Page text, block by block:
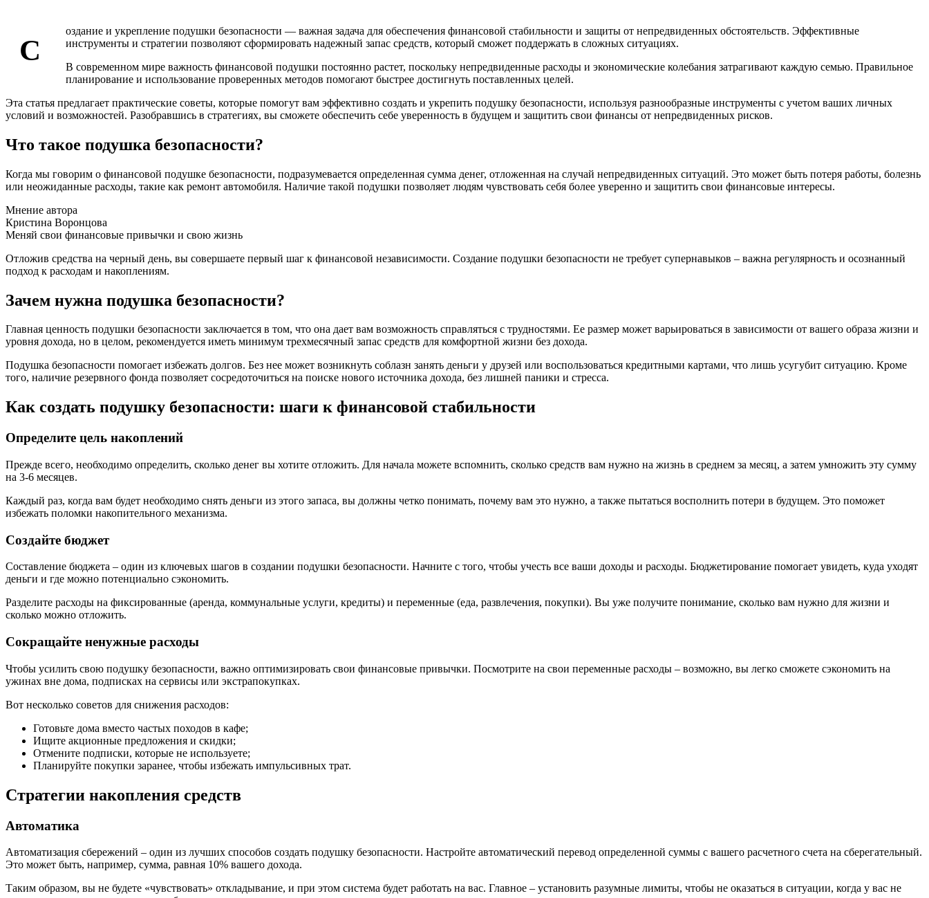
С
оздание и укрепление подушки безопасности — важная задача для обеспечения финансовой стабильности и защиты от непредвиденных обстоятельств. Эффективные
инструменты и стратегии позволяют сформировать надежный запас средств, который сможет поддержать в сложных ситуациях.
В современном мире важность финансовой подушки постоянно растет, поскольку непредвиденные расходы и экономические колебания затрагивают каждую семью. Правильное
планирование и использование проверенных методов помогают быстрее достигнуть поставленных целей.
Эта статья предлагает практические советы, которые помогут вам эффективно создать и укрепить подушку безопасности, используя разнообразные инструменты с учетом ваших личных
условий и возможностей. Разобравшись в стратегиях, вы сможете обеспечить себе уверенность в будущем и защитить свои финансы от непредвиденных рисков.
Что такое подушка безопасности?
Когда мы говорим о финансовой подушке безопасности, подразумевается определенная сумма денег, отложенная на случай непредвиденных ситуаций. Это может быть потеря работы, болезнь
или неожиданные расходы, такие как ремонт автомобиля. Наличие такой подушки позволяет людям чувствовать себя более уверенно и защитить свои финансовые интересы.
Мнение автора
Кристина Воронцова
Меняй свои финансовые привычки и свою жизнь
Отложив средства на черный день, вы совершаете первый шаг к финансовой независимости. Создание подушки безопасности не требует супернавыков – важна регулярность и осознанный
подход к расходам и накоплениям.
Зачем нужна подушка безопасности?
Главная ценность подушки безопасности заключается в том, что она дает вам возможность справляться с трудностями. Ее размер может варьироваться в зависимости от вашего образа жизни и
уровня дохода, но в целом, рекомендуется иметь минимум трехмесячный запас средств для комфортной жизни без дохода.
Подушка безопасности помогает избежать долгов. Без нее может возникнуть соблазн занять деньги у друзей или воспользоваться кредитными картами, что лишь усугубит ситуацию. Кроме
того, наличие резервного фонда позволяет сосредоточиться на поиске нового источника дохода, без лишней паники и стресса.
Как создать подушку безопасности: шаги к финансовой стабильности
Определите цель накоплений
Прежде всего, необходимо определить, сколько денег вы хотите отложить. Для начала можете вспомнить, сколько средств вам нужно на жизнь в среднем за месяц, а затем умножить эту сумму
на 3-6 месяцев.
Каждый раз, когда вам будет необходимо снять деньги из этого запаса, вы должны четко понимать, почему вам это нужно, а также пытаться восполнить потери в будущем. Это поможет
избежать поломки накопительного механизма.
Создайте бюджет
Составление бюджета – один из ключевых шагов в создании подушки безопасности. Начните с того, чтобы учесть все ваши доходы и расходы. Бюджетирование помогает увидеть, куда уходят
деньги и где можно потенциально сэкономить.
Разделите расходы на фиксированные (аренда, коммунальные услуги, кредиты) и переменные (еда, развлечения, покупки). Вы уже получите понимание, сколько вам нужно для жизни и
сколько можно отложить.
Сокращайте ненужные расходы
Чтобы усилить свою подушку безопасности, важно оптимизировать свои финансовые привычки. Посмотрите на свои переменные расходы – возможно, вы легко сможете сэкономить на
ужинах вне дома, подписках на сервисы или экстрапокупках.
Вот несколько советов для снижения расходов:
Готовьте дома вместо частых походов в кафе;
Ищите акционные предложения и скидки;
Отмените подписки, которые не используете;
Планируйте покупки заранее, чтобы избежать импульсивных трат.
Стратегии накопления средств
Автоматика
Автоматизация сбережений – один из лучших способов создать подушку безопасности. Настройте автоматический перевод определенной суммы с вашего расчетного счета на сберегательный.
Это может быть, например, сумма, равная 10% вашего дохода.
Таким образом, вы не будете «чувствовать» откладывание, и при этом система будет работать на вас. Главное – установить разумные лимиты, чтобы не оказаться в ситуации, когда у вас не